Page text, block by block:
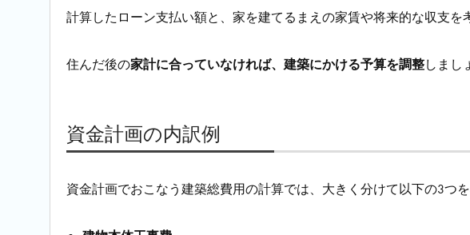
計算したローン支払い額と、 家を建てるまえの家賃や将来的な収支を
住んだ後の家計に合っていなければ、建築にかける予算を調整しまし
資金計画の内訳例
資金計画でおこなう建築総費用の計算では、大きく分けて以下の3つを